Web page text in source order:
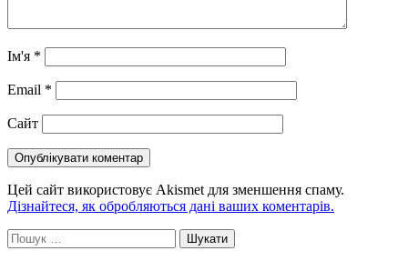
Ім'я *
Email *
Сайт
Цей сайт використовує Akismet для зменшення спаму.
Дізнайтеся, як обробляються дані ваших коментарів.
Пошук: